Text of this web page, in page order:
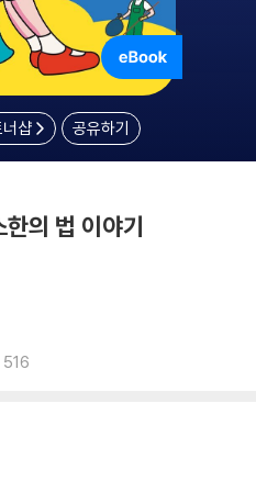
샵 공유하기
의 법 이야기
516